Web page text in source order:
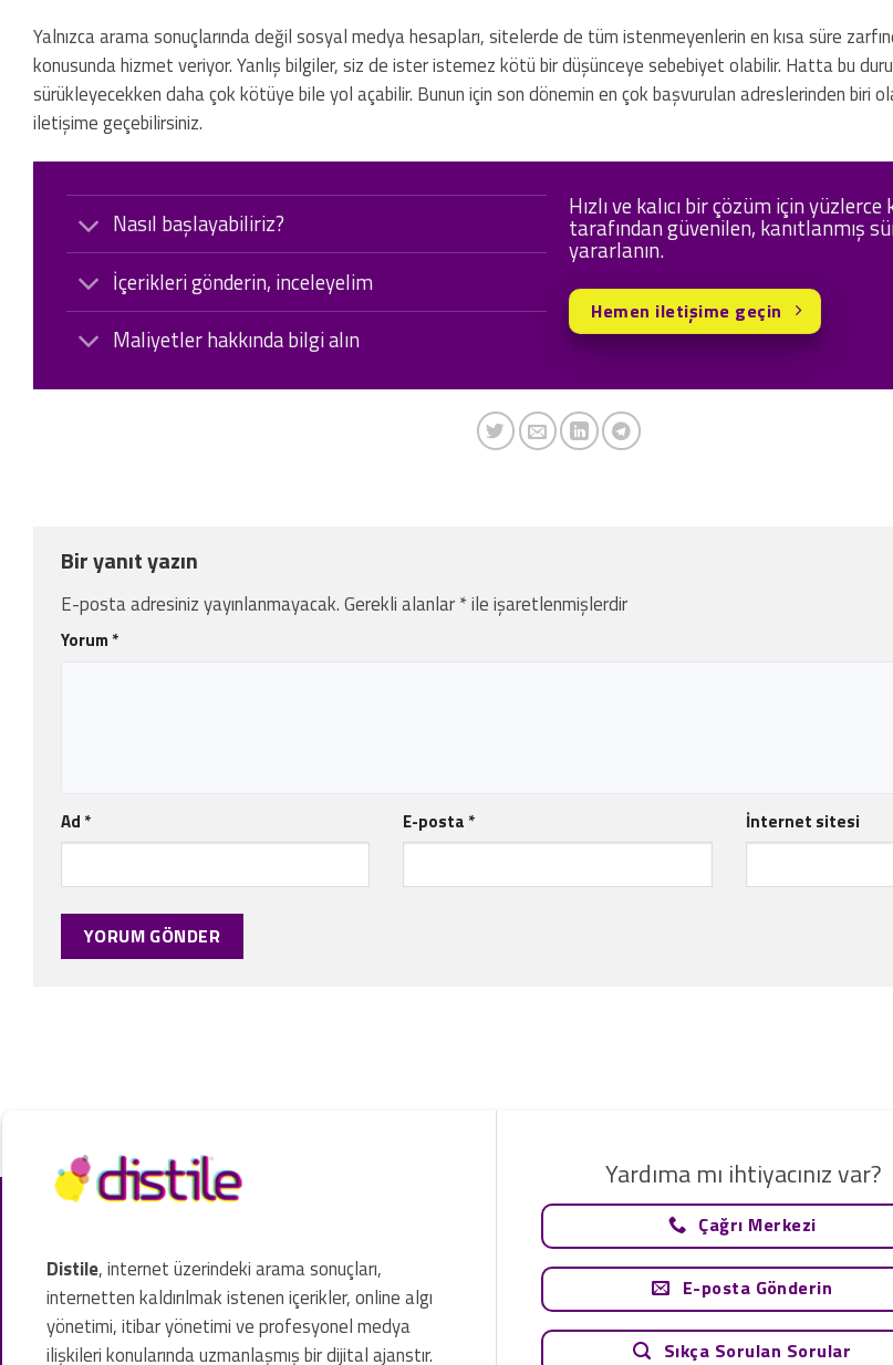
Yalnızca arama sonuçlarında değil sosyal medya hesapları, sitelerde de tüm istenmeyenlerin en kısa süre
konusunda hizmet veriyor. Yanlış bilgiler, siz de ister istemez kötü bir düşünceye sebebiyet olabilir. Hatta bu
sürükleyecekken daha çok kötüye bile yol açabilir. Bunun için son dönemin en çok başvurulan adreslerinden biri
iletişime geçebilirsiniz.
Nasıl başlayabiliriz?
İçerikleri gönderin, inceleyelim
Maliyetler hakkında bilgi alın
Hızlı ve kalıcı bir çözüm için
tarafından güvenilen, kanıtlanmış
yararlanın.
Hemen iletişime geçin
Bir yanıt yazın
E-posta adresiniz yayınlanmayacak.Gerekli alanlar*ile işaretlenmişlerdir
Yorum *
Ad * E-posta * İnternet sitesi
Distile, internet üzerindeki arama sonuçları,
internetten kaldırılmak istenen içerikler, online algı
yönetimi, itibar yönetimi ve profesyonel medya
ilişkileri konularında uzmanlaşmış bir dijital ajanstır.
Yardıma mı ihtiyacınız var?
Çağrı Merkezi
E-posta Gönderin
Sıkça Sorulan Sorular